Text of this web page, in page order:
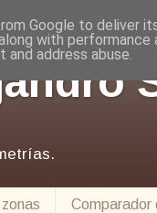
zonas Comparador
Google to deliver
with
address abuse.